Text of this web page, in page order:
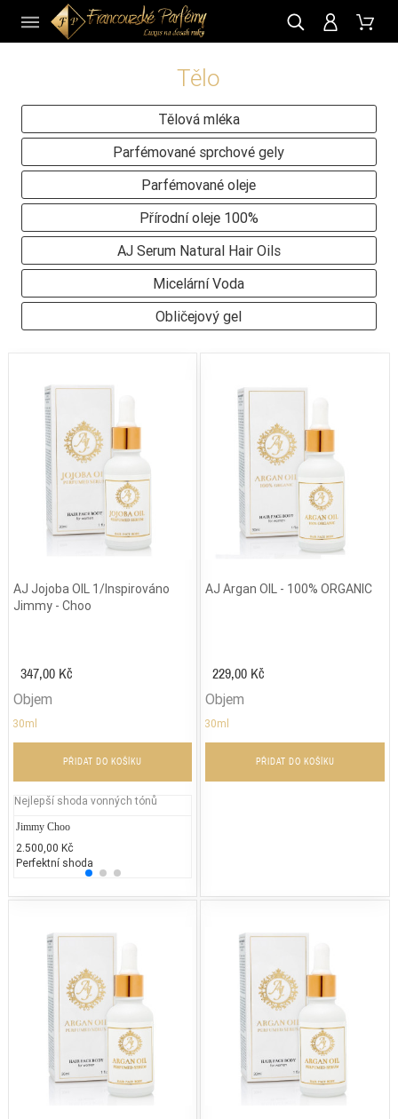
Tělo
Tělová mléka
Parfémované sprchové gely
Parfémované oleje
Přírodní oleje 100%
AJ Serum Natural Hair Oils
Micelární Voda
Obličejový gel
AJ Jojoba OIL 1/Inspirováno
Jimmy - Choo
347,00 Kč
Objem
30ml
PŘIDAT DO KOŠÍKU
Nejlepší shoda vonných tónů
Jimmy Choo
2.500,00 Kč
Perfektní shoda
AJ Argan OIL - 100% ORGANIC
229,00 Kč
Objem
30ml
PŘIDAT DO KOŠÍKU
CZ